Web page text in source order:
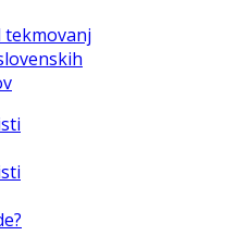
tekmovanj